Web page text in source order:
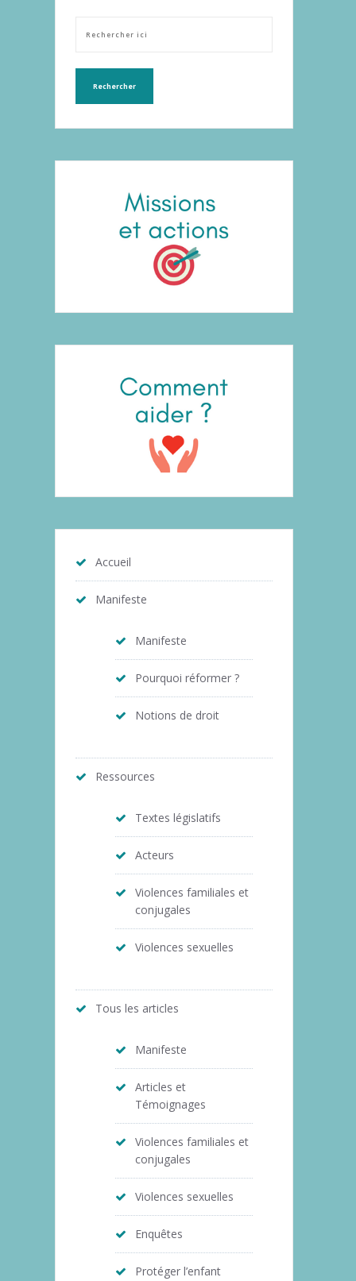
Accueil
Manifeste
Manifeste
Pourquoi réformer ?
Notions de droit
Ressources
Textes législatifs
Acteurs
Violences familiales et
conjugales
Violences sexuelles
Tous les articles
Manifeste
Articles et
Témoignages
Violences familiales et
conjugales
Violences sexuelles
Enquêtes
Protéger l’enfant